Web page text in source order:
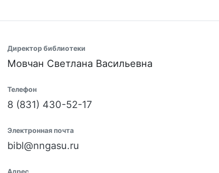
Директор библиотеки
Мовчан Светлана Васильевна
Телефон
8 (831) 430-52-17
Электронная почта
bibl@nngasu.ru
Адрес